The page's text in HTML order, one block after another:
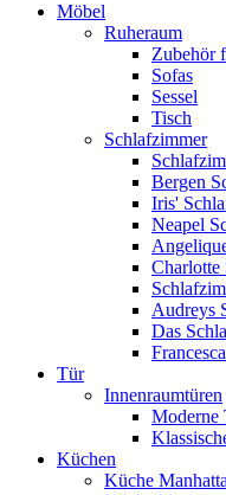
Möbel
Ruheraum
Zubehör
Sofas
Sessel
Tisch
Schlafzimmer
Bergen
Iris'
Neapel
Charlotte
Audreys
Das
Tür
Innenraumtüren
Moderne
Küchen
Küche